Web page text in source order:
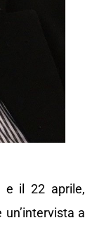
e il 22 aprile,
a